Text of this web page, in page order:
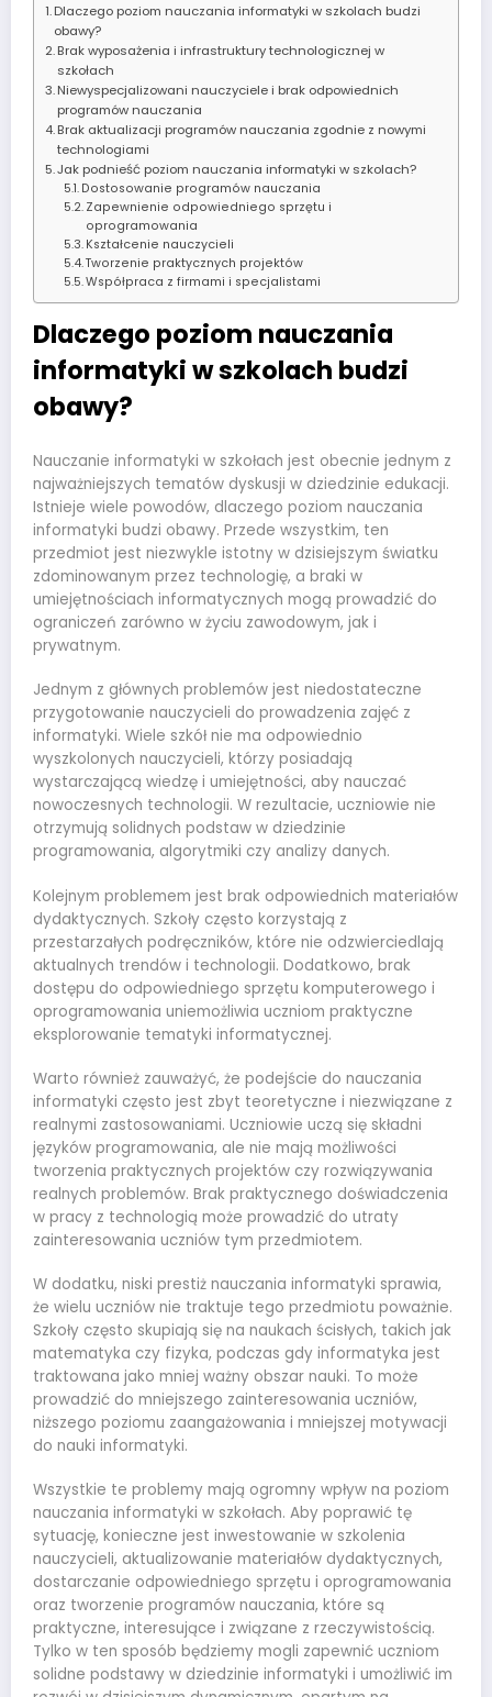
Dlaczego poziom nauczania informatyki w szkolach budzi
obawy?
Brak wyposażenia i infrastruktury technologicznej w
szkołach
Niewyspecjalizowani nauczyciele i brak odpowiednich
programów nauczania
Brak aktualizacji programów nauczania zgodnie z nowymi
technologiami
Jak podnieść poziom nauczania informatyki w szkolach?
Dostosowanie programów nauczania
Zapewnienie odpowiedniego sprzętu i
oprogramowania
Kształcenie nauczycieli
Tworzenie praktycznych projektów
Współpraca z firmami i specjalistami
Dlaczego poziom nauczania
informatyki w szkolach budzi
obawy?
Nauczanie informatyki w szkołach jest obecnie jednym z
najważniejszych tematów dyskusji w dziedzinie edukacji.
Istnieje wiele powodów, dlaczego poziom nauczania
informatyki budzi obawy. Przede wszystkim, ten
przedmiot jest niezwykle istotny w dzisiejszym światku
zdominowanym przez technologię, a braki w
umiejętnościach informatycznych mogą prowadzić do
ograniczeń zarówno w życiu zawodowym, jak i
prywatnym.
Jednym z głównych problemów jest niedostateczne
przygotowanie nauczycieli do prowadzenia zajęć z
informatyki. Wiele szkół nie ma odpowiednio
wyszkolonych nauczycieli, którzy posiadają
wystarczającą wiedzę i umiejętności, aby nauczać
nowoczesnych technologii. W rezultacie, uczniowie nie
otrzymują solidnych podstaw w dziedzinie
programowania, algorytmiki czy analizy danych.
Kolejnym problemem jest brak odpowiednich materiałów
dydaktycznych. Szkoły często korzystają z
przestarzałych podręczników, które nie odzwierciedlają
aktualnych trendów i technologii. Dodatkowo, brak
dostępu do odpowiedniego sprzętu komputerowego i
oprogramowania uniemożliwia uczniom praktyczne
eksplorowanie tematyki informatycznej.
Warto również zauważyć, że podejście do nauczania
informatyki często jest zbyt teoretyczne i niezwiązane z
realnymi zastosowaniami. Uczniowie uczą się składni
języków programowania, ale nie mają możliwości
tworzenia praktycznych projektów czy rozwiązywania
realnych problemów. Brak praktycznego doświadczenia
w pracy z technologią może prowadzić do utraty
zainteresowania uczniów tym przedmiotem.
W dodatku, niski prestiż nauczania informatyki sprawia,
że wielu uczniów nie traktuje tego przedmiotu poważnie.
Szkoły często skupiają się na naukach ścisłych, takich jak
matematyka czy fizyka, podczas gdy informatyka jest
traktowana jako mniej ważny obszar nauki. To może
prowadzić do mniejszego zainteresowania uczniów,
niższego poziomu zaangażowania i mniejszej motywacji
do nauki informatyki.
Wszystkie te problemy mają ogromny wpływ na poziom
nauczania informatyki w szkołach. Aby poprawić tę
sytuację, konieczne jest inwestowanie w szkolenia
nauczycieli, aktualizowanie materiałów dydaktycznych,
dostarczanie odpowiedniego sprzętu i oprogramowania
oraz tworzenie programów nauczania, które są
praktyczne, interesujące i związane z rzeczywistością.
Tylko w ten sposób będziemy mogli zapewnić uczniom
solidne podstawy w dziedzinie informatyki i umożliwić im